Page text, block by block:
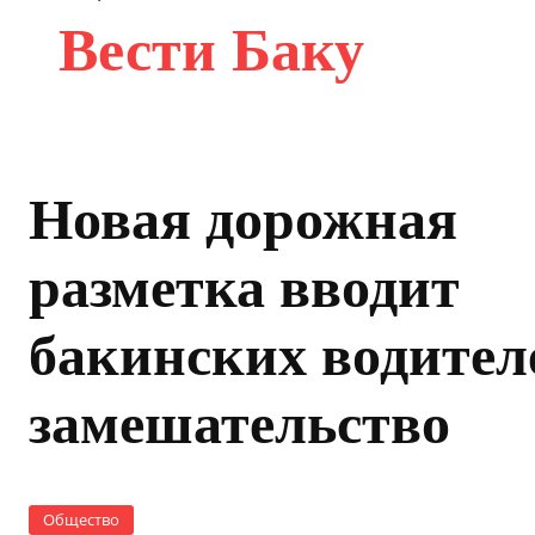
Вести Баку
Новая дорожная
разметка вводит
бакинских
замешательство
Общество